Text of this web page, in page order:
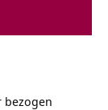
bezogen